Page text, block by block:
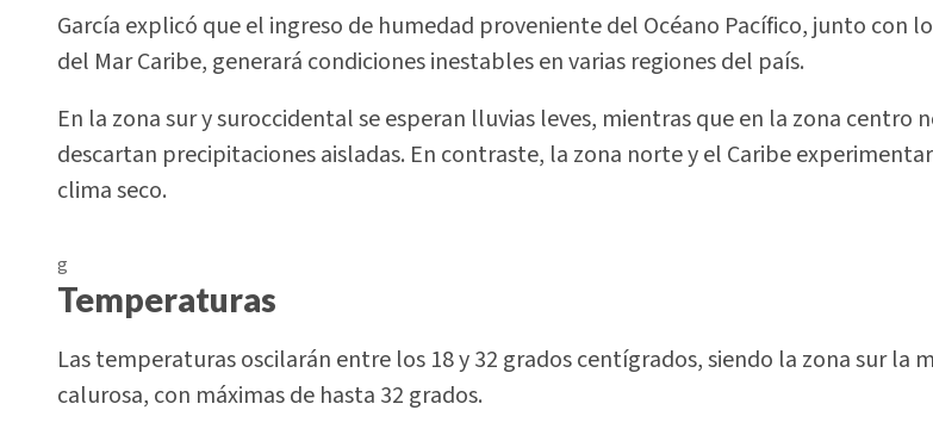
García explicó que el ingreso de humedad proveniente del Océano Pacífico, junto con
del Mar Caribe, generará condiciones inestables en varias regiones del país.
En la zona sur y suroccidental se esperan lluvias leves, mientras que en la zona centro
descartan precipitaciones aisladas. En contraste, la zona norte y el Caribe
clima seco.
g
Temperaturas
Las temperaturas oscilarán entre los 18 y 32 grados centígrados, siendo la zona sur la
calurosa, con máximas de hasta 32 grados.